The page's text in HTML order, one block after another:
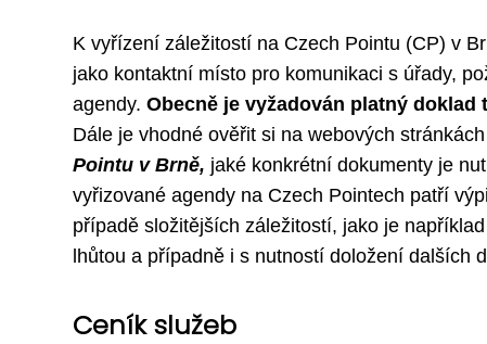
K vyřízení záležitostí na Czech Pointu (CP) v
jako kontaktní místo pro komunikaci s úřady,
agendy. Obecně je vyžadován platný
Dále je vhodné ověřit si na webových
Pointu v Brně, jaké konkrétní dokumenty je
vyřizované agendy na Czech Pointech patří
případě složitějších záležitostí, jako je
lhůtou a případně i s nutností doložení dalších
Ceník služeb